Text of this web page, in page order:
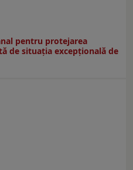
pentru protejarea
de situația excepțională de